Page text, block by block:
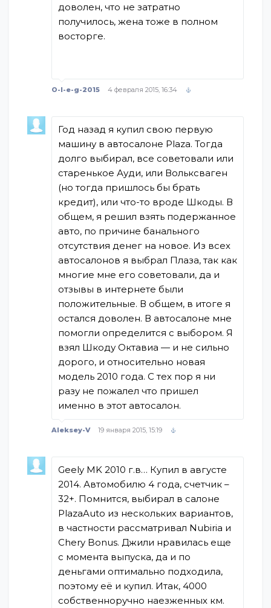
доволен, что не затратно
получилось, жена тоже в полном
восторге.
O-l-e-g-2015 4 февраля 2015, 16:34
Год назад я купил свою первую
машину в автосалоне Plaza. Тогда
долго выбирал, все советовали или
старенькое Ауди, или Вольксваген
(но тогда пришлось бы брать
кредит), или что-то вроде Шкоды. В
общем, я решил взять подержанное
авто, по причине банального
отсутствия денег на новое. Из всех
автосалонов я выбрал Плаза, так как
многие мне его советовали, да и
отзывы в интернете были
положительные. В общем, в итоге я
остался доволен. В автосалоне мне
помогли определится с выбором. Я
взял Шкоду Октавиа — и не сильно
дорого, и относительно новая
модель 2010 года. С тех пор я ни
разу не пожалел что пришел
именно в этот автосалон.
Aleksey-V 19 января 2015, 15:19
Geely MK 2010 г.в… Купил в августе
2014. Автомобилю 4 года, счетчик –
32+. Помнится, выбирал в салоне
PlazaAuto из нескольких вариантов,
в частности рассматривал Nubiria и
Chery Bonus. Джили нравилась еще
с момента выпуска, да и по
деньгами оптимально подходила,
поэтому её и купил. Итак, 4000
собственноручно наезженных км.